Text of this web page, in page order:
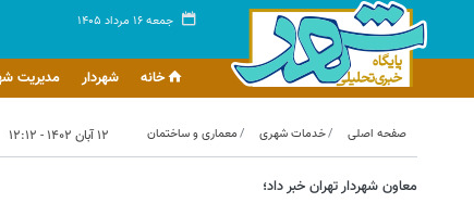
جمعه ۱۶ مرداد ۱۴۰۵
خانه شهردار مدیریت
صفحه اصلی خدمات شهری معماری و ساختمان ۱۲ آبان ۱۴۰۲ - ۱۲:۱۲
معاون شهردار تهران خبر داد؛